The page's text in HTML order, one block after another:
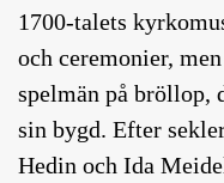
1700-talets
och ceremonier,
spelmän på bröllop,
sin bygd. Efter
Hedin och Ida